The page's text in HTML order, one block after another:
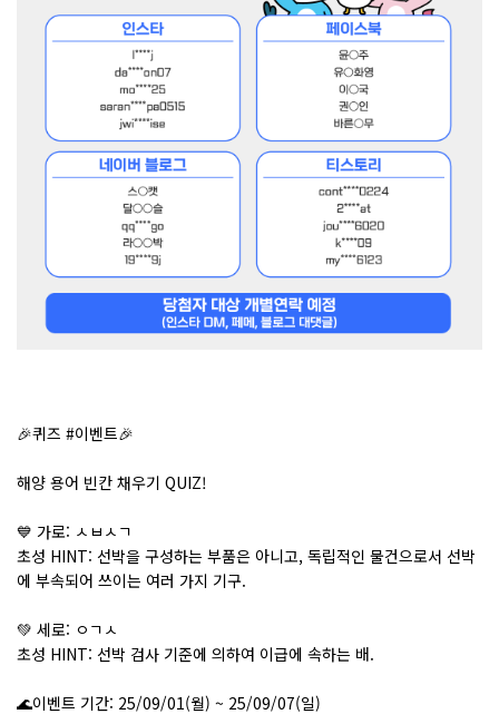
🎉퀴즈 #이벤트🎉
해양 용어 빈칸 채우기 QUIZ!
💙 가로: ㅅㅂㅅㄱ
초성 HINT: 선박을 구성하는 부품은 아니고, 독립적인 물건으로서 선박
에 부속되어 쓰이는 여러 가지 기구.
💚 세로: ㅇㄱㅅ
초성 HINT: 선박 검사 기준에 의하여 이급에 속하는 배.
🌊이벤트 기간: 25/09/01(월) ~ 25/09/07(일)